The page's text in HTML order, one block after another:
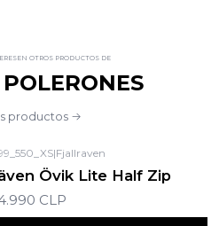
OTROS PRODUCTOS DE
productos
|Fjallraven
Övik Lite Half Zip
CLP